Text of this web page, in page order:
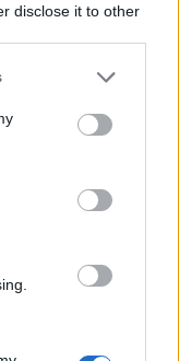
disclose it to other
Turbo Coupé
okt. 17
juni 12